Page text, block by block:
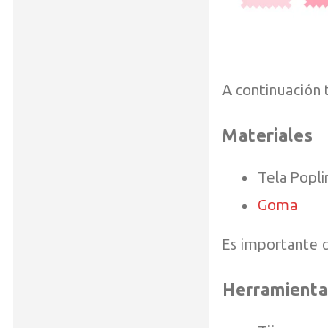
A continuación
Materiales
Tela
Goma
Es importante